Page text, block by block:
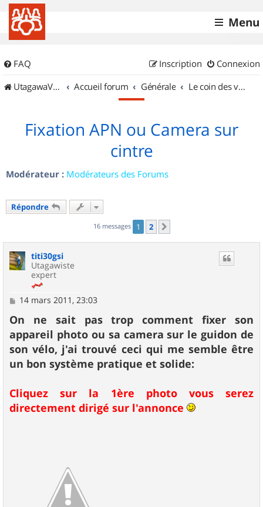
Menu
FAQ Connexion
Inscription
UtagawaVTT (Randos VTT et VTTAE avec traces GPS)
Accueil forum Générale Le coin des vidéastes
Fixation APN ou Camera sur
cintre
Modérateur : Modérateurs des Forums
Répondre
16 messages 1 2
titi30gsi
Utagawiste
expert
M
s
s
a
g
e
14 mars 2011, 23:03
On ne sait pas trop comment fixer son
appareil photo ou sa camera sur le guidon de
son vélo, j'ai trouvé ceci qui me semble être
un bon système pratique et solide:
Cliquez sur la 1ère photo vous serez
directement dirigé sur l'annonce